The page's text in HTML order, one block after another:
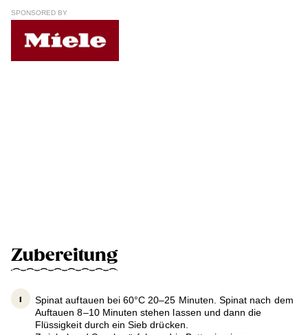
SPONSORED BY
Zubereitung
Spinat auftauen bei 60°C 20–25 Minuten. Spinat nach dem
Auftauen 8–10 Minuten stehen lassen und dann die
Flüssigkeit durch ein Sieb drücken.